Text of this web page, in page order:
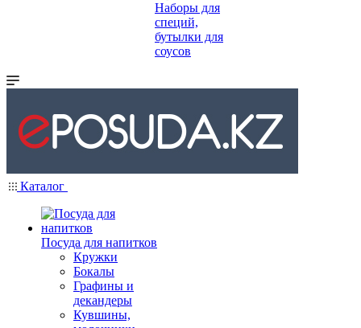
Наборы для
специй,
бутылки для
соусов
Каталог
Посуда для напитков
Кружки
Бокалы
Графины и
декандеры
Кувшины,